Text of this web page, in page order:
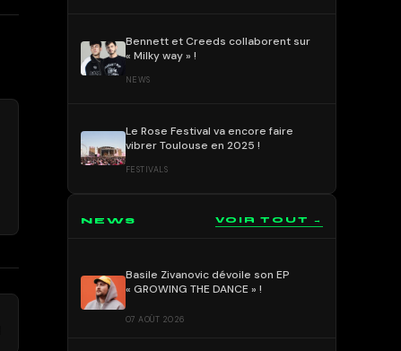
Bennett et Creeds collaborent sur
« Milky way » !
NEWS
Le Rose Festival va encore faire
vibrer Toulouse en 2025 !
FESTIVALS
NEWS VOIR TOUT →
Basile Zivanovic dévoile son EP
« GROWING THE DANCE » !
07 AOÛT 2026